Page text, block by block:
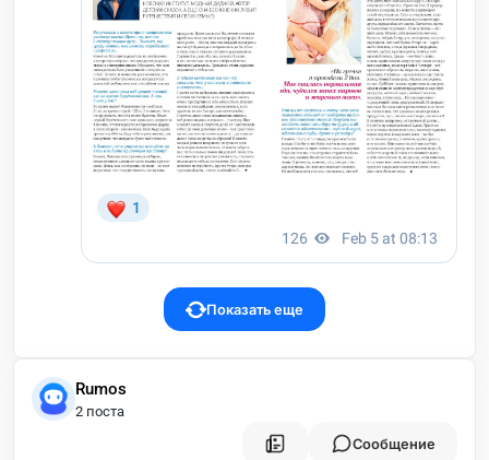
Показать еще
Rumos
2 поста
Сообщение